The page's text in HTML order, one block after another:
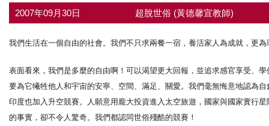
2007年09月30日 超脫世俗 (黃德馨宣教師)
我們生活在一個自由的社會。我們不只求兩餐一宿，養活家人為成就，更
表面看來，我們是多麼的自由啊！可以渴望更大回報，並追求感官享受、
要為它犧牲他人和宇宙的安寧、空間、滿足、關愛。我們毫無悔意地認為
印度也加入升空競賽。人願意用龐大投資進入太空旅遊，國家與國家實行
的事實，卻不令人驚奇。我們都認同世俗殘酷的競賽！